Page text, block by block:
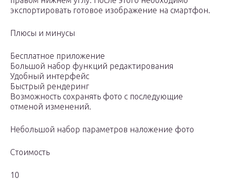
экспортировать готовое изображение на смартфон.
Плюсы и минусы
Бесплатное приложение
Большой набор функций редактирования
Удобный интерфейс
Быстрый рендеринг
Возможность сохранять фото с последующие
отменой изменений.
Небольшой набор параметров наложение фото
Стоимость
10